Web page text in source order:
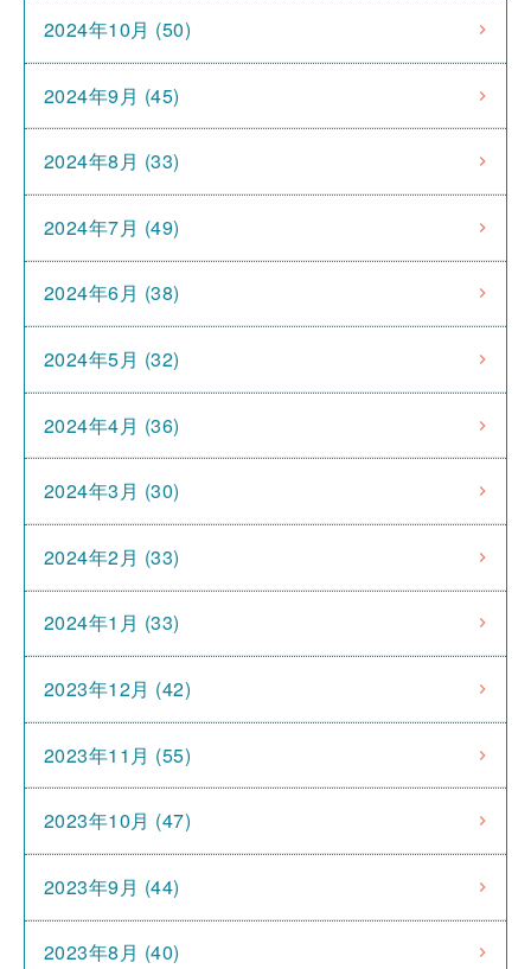
2024年10月 (50)
2024年9月 (45)
2024年8月 (33)
2024年7月 (49)
2024年6月 (38)
2024年5月 (32)
2024年4月 (36)
2024年3月 (30)
2024年2月 (33)
2024年1月 (33)
2023年12月 (42)
2023年11月 (55)
2023年10月 (47)
2023年9月 (44)
2023年8月 (40)